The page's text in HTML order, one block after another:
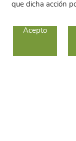
CAMBIOS Y
que dicha acción
Acepto